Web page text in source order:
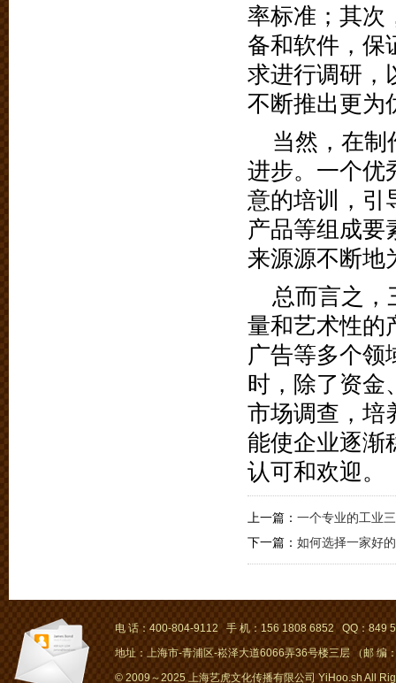
率标准；其次
备和软件，保
求进行调研，
不断推出更为
当然，在制
进步。一个优
意的培训，引
产品等组成要
来源源不断地
总而言之，
量和艺术性的
广告等多个领
时，除了资金
市场调查，培
能使企业逐渐
认可和欢迎。
上一篇： 一个专业的工业
下一篇： 如何选择一家好
电 话：400-804-9112 手 机：156 1808 6852 QQ：849
地址：上海市-青浦区-崧泽大道6066弄36号楼三层 （邮 编
© 2009～2025 上海艺虎文化传播有限公司 YiHoo.sh All